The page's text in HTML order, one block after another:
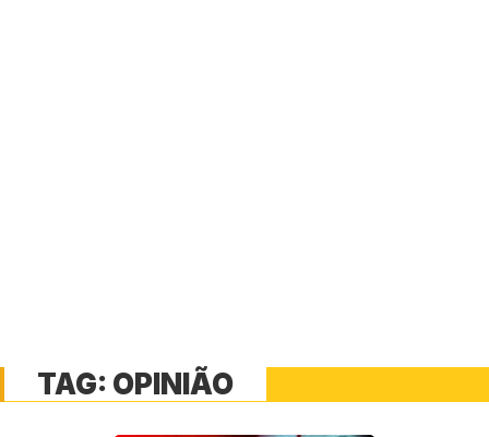
TAG: OPINIÃO